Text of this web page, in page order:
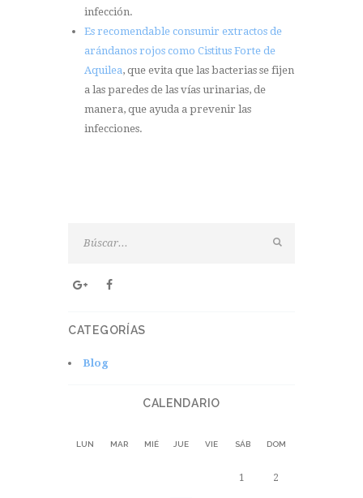
infección.
Es recomendable consumir extractos de
arándanos rojos como Cistitus Forte de
Aquilea, que evita que las bacterias se fijen
a las paredes de las vías urinarias, de
manera, que ayuda a prevenir las
infecciones.
CATEGORÍAS
Blog
CALENDARIO
LUN MAR MIÉ JUE VIE SÁB DOM
1 2